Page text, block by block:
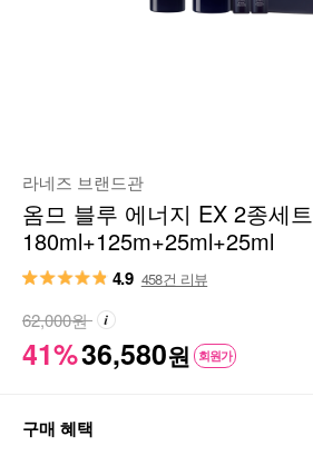
라네즈 브랜드관
옴므 블루 에너지 EX 2종세트
180ml+125m+25ml+25ml
4.9 458건 리뷰
41%36,580원 회원가
62,000원
구매 혜택